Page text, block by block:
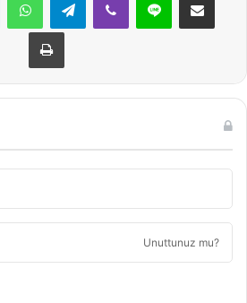
Yazdır
Unuttunuz mu?